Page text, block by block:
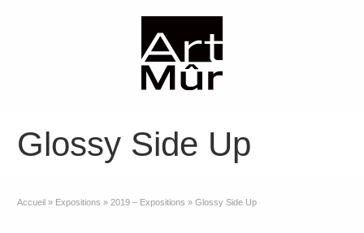
Glossy Side Up
Accueil » Expositions » 2019 – Expositions » Glossy Side Up